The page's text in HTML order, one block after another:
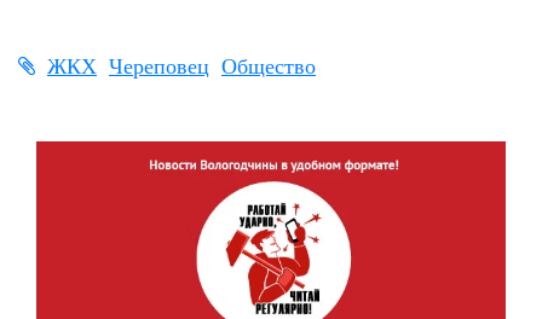
ЖКХ Череповец Общество